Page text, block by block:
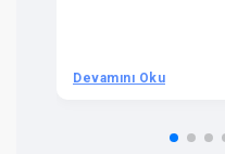
Devamını Oku